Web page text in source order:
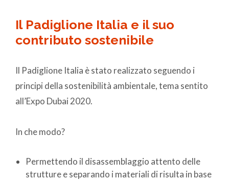
Il Padiglione Italia e il suo
contributo sostenibile
Il Padiglione Italia è stato realizzato seguendo i
principi della sostenibilità ambientale, tema sentito
all’Expo Dubai 2020.
In che modo?
Permettendo il disassemblaggio attento delle
strutture e separando i materiali di risulta in base